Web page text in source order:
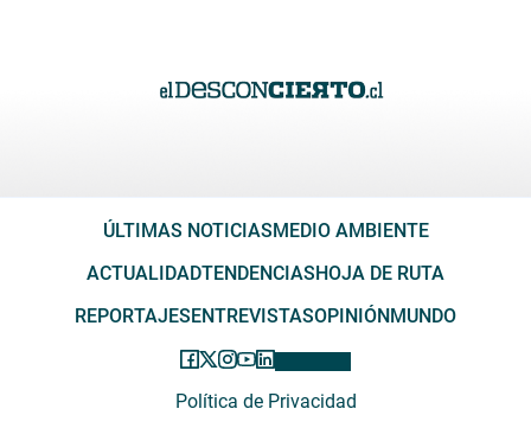
ÚLTIMAS NOTICIASMEDIO AMBIENTE
ACTUALIDADTENDENCIASHOJA DE RUTA
REPORTAJESENTREVISTASOPINIÓNMUNDO
Política de Privacidad